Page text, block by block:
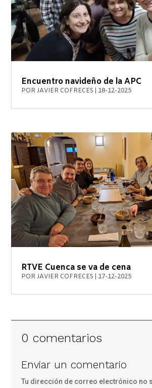
Encuentro navideño de la APC
PORJAVIER COFRECES 18-12-2025
RTVE Cuenca se va de cena
PORJAVIER COFRECES 17-12-2025
0 comentarios
Enviar un comentario
Tu dirección de correo electrónico no